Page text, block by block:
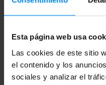
Esta página web usa
Las cookies de este sitio
el contenido y los
sociales y analizar el
conferencias.
VOLVER